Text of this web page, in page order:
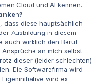
Cloud und AI kennen.
dass diese hauptsächlich
Ausbildung in diesem
auch wirklich den Beruf
an mich selbst
dieser (leider schlechten)
Die Softwarefirma wird
wird es